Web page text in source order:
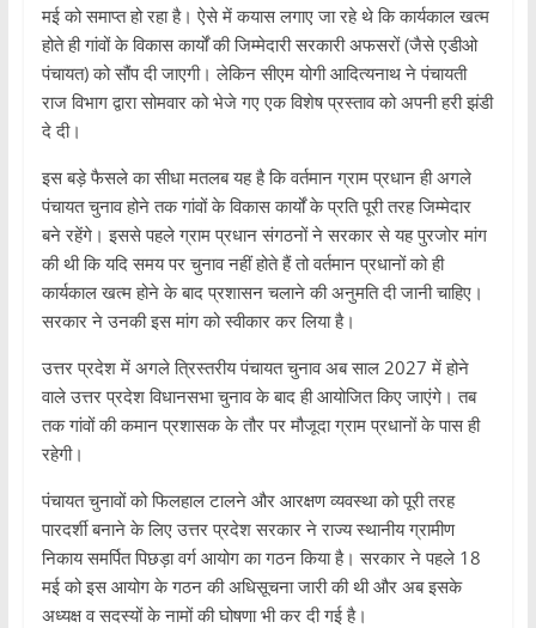
मई को समाप्त हो रहा है। ऐसे में कयास लगाए जा रहे थे कि कार्यकाल खत्म
होते ही गांवों के विकास कार्यों की जिम्मेदारी सरकारी अफसरों (जैसे एडीओ
पंचायत) को सौंप दी जाएगी। लेकिन सीएम योगी आदित्यनाथ ने पंचायती
राज विभाग द्वारा सोमवार को भेजे गए एक विशेष प्रस्ताव को अपनी हरी झंडी
दे दी।
इस बड़े फैसले का सीधा मतलब यह है कि वर्तमान ग्राम प्रधान ही अगले
पंचायत चुनाव होने तक गांवों के विकास कार्यों के प्रति पूरी तरह जिम्मेदार
बने रहेंगे। इससे पहले ग्राम प्रधान संगठनों ने सरकार से यह पुरजोर मांग
की थी कि यदि समय पर चुनाव नहीं होते हैं तो वर्तमान प्रधानों को ही
कार्यकाल खत्म होने के बाद प्रशासन चलाने की अनुमति दी जानी चाहिए।
सरकार ने उनकी इस मांग को स्वीकार कर लिया है।
उत्तर प्रदेश में अगले त्रिस्तरीय पंचायत चुनाव अब साल 2027 में होने
वाले उत्तर प्रदेश विधानसभा चुनाव के बाद ही आयोजित किए जाएंगे। तब
तक गांवों की कमान प्रशासक के तौर पर मौजूदा ग्राम प्रधानों के पास ही
रहेगी।
पंचायत चुनावों को फिलहाल टालने और आरक्षण व्यवस्था को पूरी तरह
पारदर्शी बनाने के लिए उत्तर प्रदेश सरकार ने राज्य स्थानीय ग्रामीण
निकाय समर्पित पिछड़ा वर्ग आयोग का गठन किया है। सरकार ने पहले 18
मई को इस आयोग के गठन की अधिसूचना जारी की थी और अब इसके
अध्यक्ष व सदस्यों के नामों की घोषणा भी कर दी गई है।